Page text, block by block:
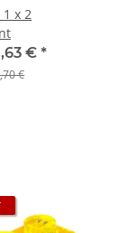
1 x 2
€ *
€